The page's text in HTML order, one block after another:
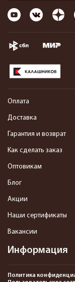
Информация
Оплата
Доставка
Гарантия и возврат
Как сделать заказ
Оптовикам
Блог
Акции
Наши сертификаты
Вакансии
Политика